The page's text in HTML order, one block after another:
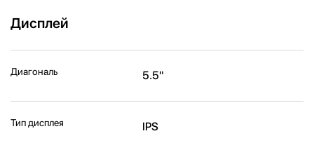
Дисплей
Диагональ 5.5"
Тип дисплея IPS